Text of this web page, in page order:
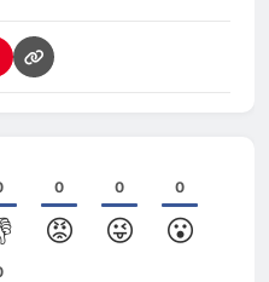
0
😡
0
😜
0
😮